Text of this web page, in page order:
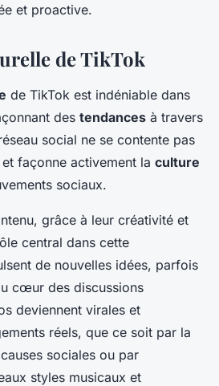
et proactive.
de TikTok
de TikTok est indéniable dans
des tendances à travers
social ne se contente pas
façonne activement la culture
sociaux.
grâce à leur créativité et
central dans cette
de nouvelles idées, parfois
cœur des discussions
deviennent virales et
réels, que ce soit par la
sociales ou par
styles musicaux et